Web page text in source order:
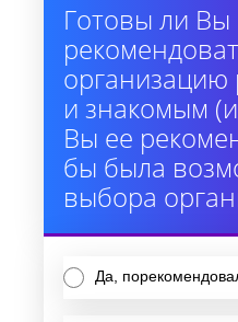
Готовы ли Вы
организацию
и знакомым
Вы ее
бы была
выбора
Да,